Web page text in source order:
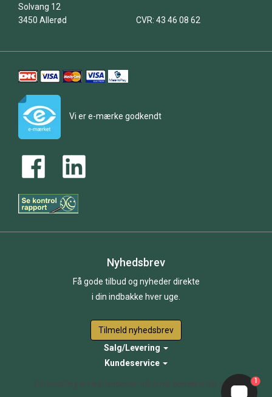
Solvang 12
3450 Allerød
CVR: 43 46 08 62
Vi er e-mærke godkendt
Nyhedsbrev
Få gode tilbud og nyheder direkte
i din indbakke hver uge.
Tilmeld nyhedsbrev
Salg/Levering
Kundeservice
Din bestilling er først bindende, når vi har bekræftet din ordre. 1